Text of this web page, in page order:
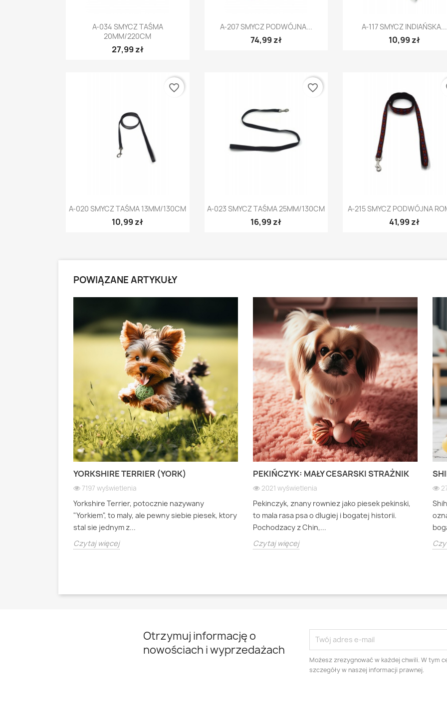
Szybki podgląd
A-034 SMYCZ TAŚMA
20MM/220CM
27,99 zł
Szybki podgląd
A-207 SMYCZ PODWÓJNA...
74,99 zł
Szybki podgląd
A-117 SMYCZ INDIAŃSKA...
10,99 zł
Szybki podgląd
A-020 SMYCZ TAŚMA 13MM/130CM
10,99 zł
favorite_border
Szybki podgląd
A-023 SMYCZ TAŚMA 25MM/130CM
16,99 zł
favorite_border
Szybki podgląd
A-215 SMYCZ PODWÓJNA
41,99 zł
POWIĄZANE ARTYKUŁY
YORKSHIRE TERRIER (YORK)
7197 wyświetlenia
Yorkshire Terrier, potocznie nazywany
"Yorkiem", to maly, ale pewny siebie piesek, ktory
stal sie jednym z...
Czytaj więcej
PEKIŃCZYK: MAŁY CESARSKI STRAŻNIK
2021 wyświetlenia
Pekinczyk, znany rowniez jako piesek pekinski,
to mala rasa psa o dlugiej i bogatej historii.
Pochodzacy z Chin,...
Czytaj więcej
Otrzymuj informację o
nowościach i wyprzedażach
Możesz zrezygnować w każdej chwili. W tym
szczegóły w naszej informacji prawnej.